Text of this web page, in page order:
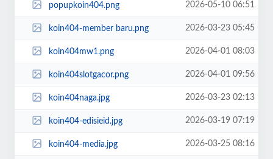
popupkoin404.png 2026-05-10 06:51
koin404-member baru.png 2026-03-23 05:45
koin404mw1.png 2026-04-01 08:03
koin404slotgacor.png 2026-04-01 09:56
koin404naga.jpg 2026-03-23 02:13
koin404-edisieid.jpg 2026-03-19 07:19
koin404-media.jpg 2026-03-25 08:16